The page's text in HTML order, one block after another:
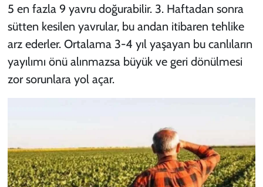
5 en fazla 9 yavru doğurabilir. 3. Haftadan sonra
sütten kesilen yavrular, bu andan itibaren tehlike
arz ederler. Ortalama 3-4 yıl yaşayan bu canlıların
yayılımı önü alınmazsa büyük ve geri dönülmesi
zor sorunlara yol açar.